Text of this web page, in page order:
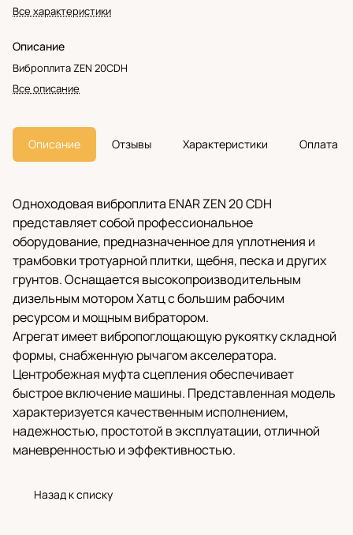
Все характеристики
Описание
Виброплита ZEN 20CDH
Все описание
Описание Отзывы Характеристики Оплата
Одноходовая виброплита ENAR ZEN 20 CDH
представляет собой профессиональное
оборудование, предназначенное для уплотнения и
трамбовки тротуарной плитки, щебня, песка и других
грунтов. Оснащается высокопроизводительным
дизельным мотором Хатц с большим рабочим
ресурсом и мощным вибратором.
Агрегат имеет вибропоглощающую рукоятку складной
формы, снабженную рычагом акселератора.
Центробежная муфта сцепления обеспечивает
быстрое включение машины. Представленная модель
характеризуется качественным исполнением,
надежностью, простотой в эксплуатации, отличной
маневренностью и эффективностью.
Назад к списку